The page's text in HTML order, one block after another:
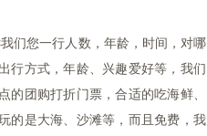
们您一行人数，年龄，时间，对哪
行方式，年龄、兴趣爱好等，我们
团购打折门票，合适的吃海鲜、
的是大海、沙滩等，而且免费，我